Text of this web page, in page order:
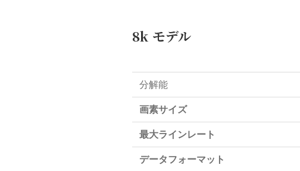
8k モデル
分解能
画素サイズ
最大ラインレート
データフォーマット